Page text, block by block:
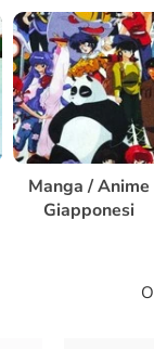
Manga / Anime
Giapponesi